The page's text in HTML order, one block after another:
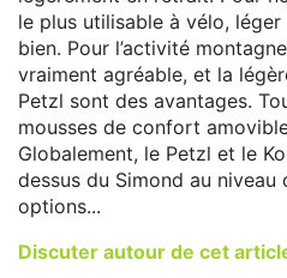
le plus utilisable à vélo,
bien. Pour l’activité
vraiment agréable, et la
Petzl sont des avantages.
mousses de confort
Globalement, le Petzl et le
dessus du Simond au
options...
Discuter autour de cet